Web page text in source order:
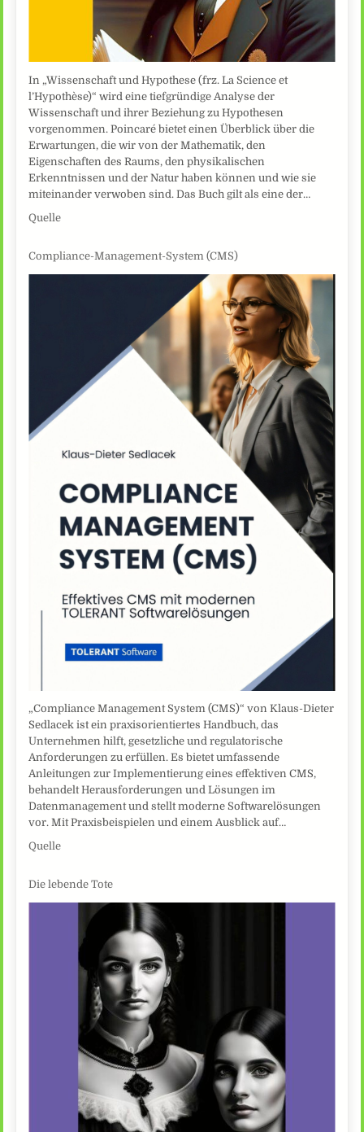
In „Wissenschaft und Hypothese (frz. La Science et
l’Hypothèse)“ wird eine tiefgründige Analyse der
Wissenschaft und ihrer Beziehung zu Hypothesen
vorgenommen. Poincaré bietet einen Überblick über die
Erwartungen, die wir von der Mathematik, den
Eigenschaften des Raums, den physikalischen
Erkenntnissen und der Natur haben können und wie sie
miteinander verwoben sind. Das Buch gilt als eine der…
Quelle
Compliance-Management-System (CMS)
„Compliance Management System (CMS)“ von Klaus-Dieter
Sedlacek ist ein praxisorientiertes Handbuch, das
Unternehmen hilft, gesetzliche und regulatorische
Anforderungen zu erfüllen. Es bietet umfassende
Anleitungen zur Implementierung eines effektiven CMS,
behandelt Herausforderungen und Lösungen im
Datenmanagement und stellt moderne Softwarelösungen
vor. Mit Praxisbeispielen und einem Ausblick auf…
Quelle
Die lebende Tote